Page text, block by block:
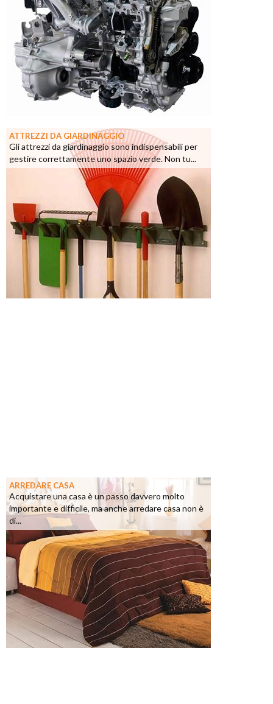
ATTREZZI DA GIARDINAGGIO
Gli attrezzi da giardinaggio sono indispensabili per
gestire correttamente uno spazio verde. Non tu...
ARREDARE CASA
Acquistare una casa è un passo davvero molto
importante e difficile, ma anche arredare casa non è
di...